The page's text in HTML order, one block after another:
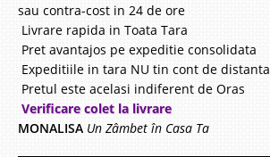
sau contra-cost in 24 de ore
Livrare rapida in Toata Tara
Pret avantajos pe expeditie consolidata
Expeditiile in tara NU tin cont de distanta
Pretul este acelasi indiferent de Oras
Verificare colet la livrare
MONALISA Un Zâmbet în Casa Ta